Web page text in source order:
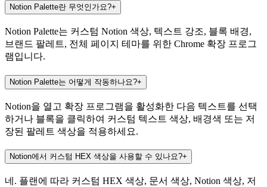
Notion Palette란 무엇인가요?+
Notion Palette는 커스텀 Notion 색상, 텍스트 강조, 블록 배경,
브랜드 팔레트, 전체 페이지 테마를 위한 Chrome 확장 프로그
램입니다.
Notion Palette는 어떻게 작동하나요?+
Notion을 열고 확장 프로그램을 활성화한 다음 텍스트를 선택
하거나 블록을 클릭하여 커스텀 텍스트 색상, 배경색 또는 저
장된 팔레트 색상을 적용하세요.
Notion에서 커스텀 HEX 색상을 사용할 수 있나요?+
네. 플랜에 따라 커스텀 HEX 색상, 문서 색상, Notion 색상, 저